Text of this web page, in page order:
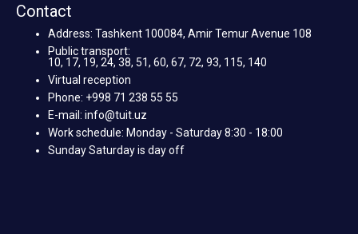
Contact
Address: Tashkent 100084, Amir Temur Avenue 108
Public transport:
10, 17, 19, 24, 38, 51, 60, 67, 72, 93, 115, 140
Virtual reception
Phone: +998 71 238 55 55
E-mail: info@tuit.uz
Work schedule: Monday - Saturday 8:30 - 18:00
Sunday Saturday is day off